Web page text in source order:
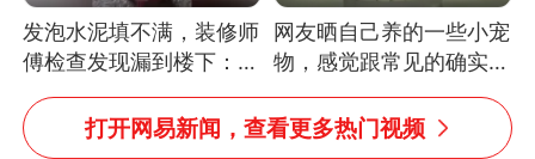
发泡水泥填不满，装修师
傅检查发现漏到楼下：出
风口未延伸到外墙
网友晒自己养的一些小宠
物，感觉跟常见的确实有
些不一样
打开网易新闻，查看更多热门视频